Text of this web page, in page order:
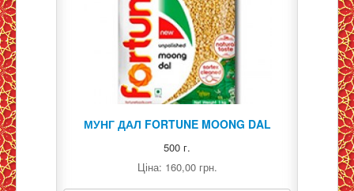
МУНГ ДАЛ FORTUNE MOONG DAL
500 г.
Ціна: 160,00 грн.